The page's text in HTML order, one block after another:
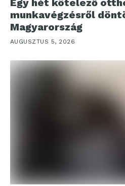
Egy hét kötelező
munkavégzésről
Magyarország
AUGUSZTUS 5, 2026